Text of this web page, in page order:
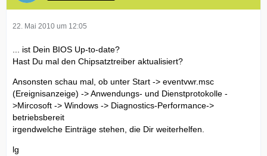
22. Mai 2010 um 12:05
... ist Dein BIOS Up-to-date?
Hast Du mal den Chipsatztreiber aktualisiert?
Ansonsten schau mal, ob unter Start -> eventvwr.msc
(Ereignisanzeige) -> Anwendungs- und Dienstprotokolle -
>Mircosoft -> Windows -> Diagnostics-Performance->
betriebsbereit
irgendwelche Einträge stehen, die Dir weiterhelfen.
lg